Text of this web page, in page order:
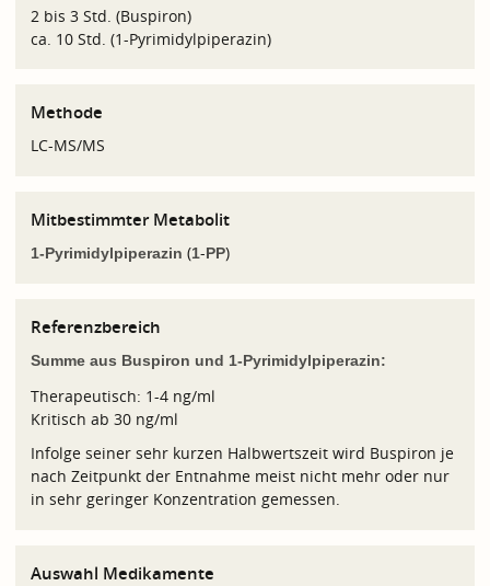
2 bis 3 Std. (Buspiron)
ca. 10 Std. (1-Pyrimidylpiperazin)
Methode
LC-MS/MS
Mitbestimmter Metabolit
1-Pyrimidylpiperazin (1-PP)
Referenzbereich
Summe aus Buspiron und 1-Pyrimidylpiperazin:
Therapeutisch: 1-4 ng/ml
Kritisch ab 30 ng/ml
Infolge seiner sehr kurzen Halbwertszeit wird Buspiron je
nach Zeitpunkt der Entnahme meist nicht mehr oder nur
in sehr geringer Konzentration gemessen.
Auswahl Medikamente